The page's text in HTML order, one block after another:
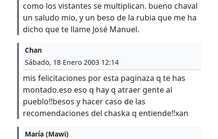
como los vistantes se multiplican. bueno chaval
un saludo mio, y un beso de la rubia que me ha
dicho que te llame José Manuel.
Chan
Sábado, 18 Enero 2003 12:14
mis felicitaciones por esta paginaza q te has
montado.eso eso q hay q atraer gente al
pueblo!!besos y hacer caso de las
recomendaciones del chaska q entiende!!xan
María (Mawi)